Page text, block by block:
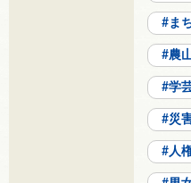
ま
農
学
災
人